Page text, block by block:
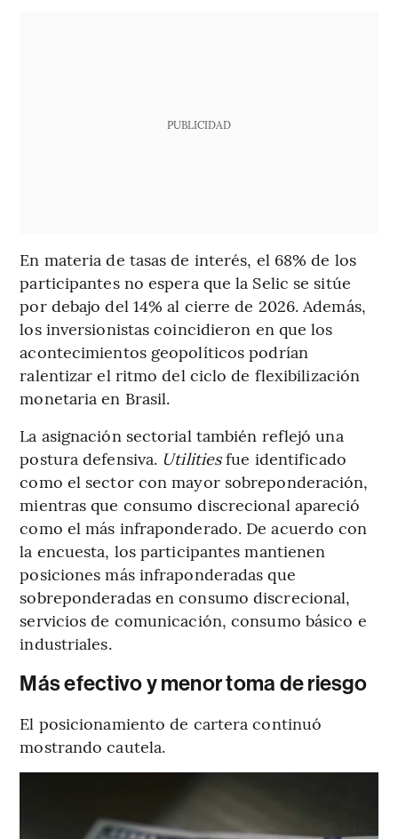
PUBLICIDAD
En materia de tasas de interés, el 68% de los
participantes no espera que la Selic se sitúe
por debajo del 14% al cierre de 2026. Además,
los inversionistas coincidieron en que los
acontecimientos geopolíticos podrían
ralentizar el ritmo del ciclo de flexibilización
monetaria en Brasil.
La asignación sectorial también reflejó una
postura defensiva. Utilitiesfue identificado
como el sector con mayor sobreponderación,
mientras que consumo discrecional apareció
como el más infraponderado. De acuerdo con
la encuesta, los participantes mantienen
posiciones más infraponderadas que
sobreponderadas en consumo discrecional,
servicios de comunicación, consumo básico e
industriales.
Más efectivo y menor toma de riesgo
El posicionamiento de cartera continuó
mostrando cautela.